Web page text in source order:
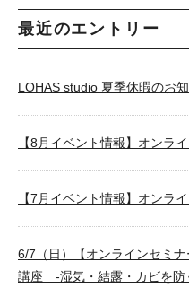
最近のエントリー
LOHAS studio 夏季休暇のお
【8月イベント情報】オンラ
【7月イベント情報】オンラ
6/7（日）【オンラインセミ
講座 -湿気・結露・カビを防